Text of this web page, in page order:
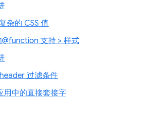
杂的 CSS 值
支持 > 样式
过滤条件
用中的直接套接字